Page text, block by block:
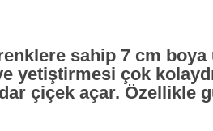
sahip 7 cm
yetiştirmesi çok
çiçek açar. Özellikle